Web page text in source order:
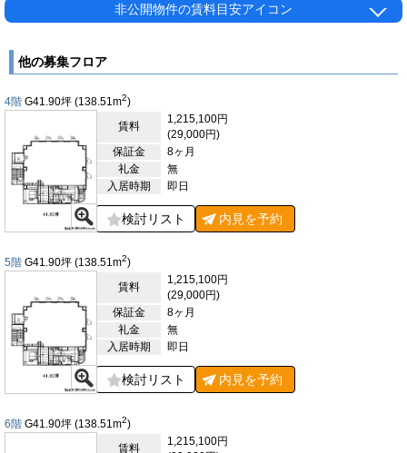
おり、他の入居者に気を遣うことなく専有空間として利用できる
点が大きなメリットです。角地に位置するため採光性も良好で、
は、床はOAフロア仕様で、配線の自由度が高く、レイアウトの
柔軟性を確保できます。室内には男女別トイレを完備し、快適性
キュリティは機械警備により24時間利用が可能。業務スタイル
に合わせてフレキシブルに活用できる点も魅力です。さらに本ビ
ルは、ZEB ReadyおよびBELS認証の取得を予定しており、最新
の環境配慮型オフィスとして計画されています。エネルギー効率
に優れた設備と持続可能性を意識した設計は、企業の環境への取
り組みを体現する場としても最適です。交通利便性・快適なオフ
ィス環境・環境性能を兼ね備えた「NCO浜松町」は、ビジネス
拠点として確かな価値を持つ物件といえるでしょう。
「NCO浜松町」が建つ浜松町エリアは、東京の玄関口として発
展を続けるビジネス拠点です。JR山手線・京浜東北線、東京モ
ノレールの浜松町駅や、都営浅草線・大江戸線の大門駅から徒歩
3分という優れた交通アクセスを誇り、都心各所への移動はもち
ろん、羽田空港へのダイレクトアクセスにより国内外との往来も
スムーズです。出張や来客の多い企業にとって大きな利便性をも
たらします。周辺にはオフィスビルが多く立ち並び、金融機関や
郵便局も徒歩圏に揃うため、日々のビジネス活動を円滑に行える
環境です。大門交差点を中心としたエリアには銀行支店やビジネ
スホテルが点在し、来客対応や宿泊の利便性も高いのが特徴で
す。また、羽田空港からのアクセス拠点として国内外のビジネス
パーソンが行き交うため、国際色豊かな雰囲気も感じられます。
非公開物件の賃料目安アイコン
他の募集フロア
4階 G41.90坪 (138.51m2)
賃料
1,215,100円
(29,000円)
保証金
8ヶ月
礼金
無
入居時期
即日
検討リスト 内見を予約
5階 G41.90坪 (138.51m2)
賃料
1,215,100円
(29,000円)
保証金
8ヶ月
礼金
無
入居時期
即日
検討リスト 内見を予約
6階 G41.90坪 (138.51 m2)
賃料
1,215,100円